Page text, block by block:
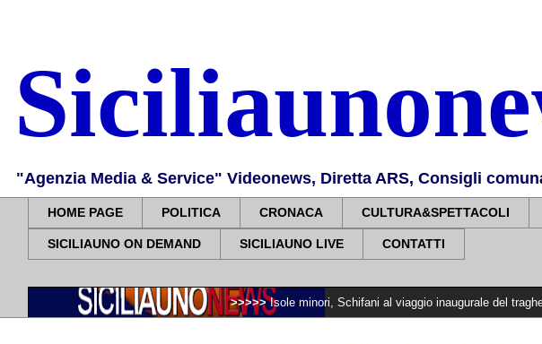
"Agenzia Media & Service" Videonews, Diretta ARS, Consigli
HOME PAGE POLITICA CRONACA CULTURA&SPETTACOLI
SICILIAUNO ON DEMAND SICILIAUNO LIVE CONTATTI
>>>>> Isole minori, Schifani al viaggio inaugurale del traghetto della